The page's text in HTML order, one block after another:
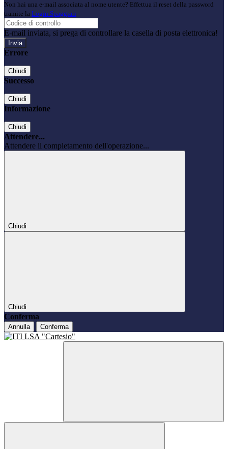
Non hai una e-mail associata al nome utente? Effettua il reset della password
tramite la Login Spaggiari
E-mail inviata, si prega di controllare la casella di posta elettronica!
Errore
Chiudi
Successo
Chiudi
Informazione
Chiudi
Attendere...
Attendere il completamento dell'operazione...
Chiudi
Chiudi
Conferma
Annulla Conferma